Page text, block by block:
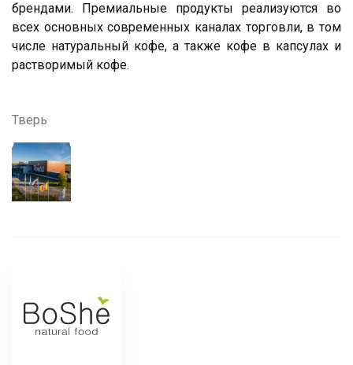
брендами. Премиальные продукты реализуются во
всех основных современных каналах торговли, в том
числе натуральный кофе, а также кофе в капсулах и
растворимый кофе.
Тверь